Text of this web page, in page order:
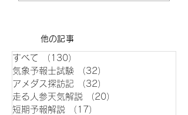
ト基準変更 24地点除外
​他の記事
すべて （130）
気象予報士試験
（32）
アメダス探訪記
（32）
走る人参天気解説
（20）
短期予報解説
（17）